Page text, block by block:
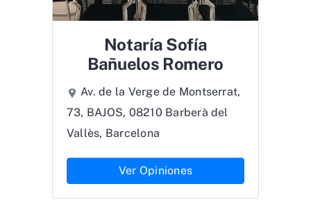
Notaría Sofía
Bañuelos Romero
Av. de la Verge de Montserrat,
73, BAJOS, 08210 Barberà del
Vallès, Barcelona
Ver Opiniones